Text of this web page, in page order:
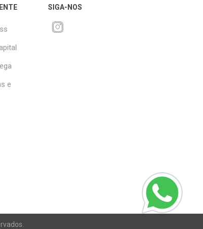
e
SIGA-NOS